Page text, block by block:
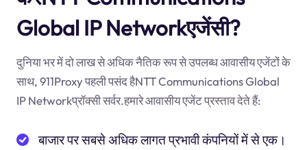
Global IP Networkएजेंसी?
दुनिया भर में दो लाख से अधिक नैतिक रूप से उपलब्ध आवासीय एजेंटों के
साथ, 911Proxy पहली पसंद हैNTT Communications Global
IP Networkप्रॉक्सी सर्वर.हमारे आवासीय एजेंट प्रस्ताव देते हैं:
बाजार पर सबसे अधिक लागत प्रभावी कंपनियों में से एक।